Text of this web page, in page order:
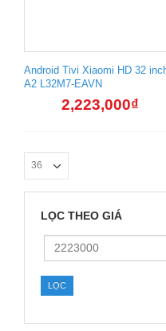
Android Tivi Xiaomi HD 32
A2 L32M7-EAVN
2,223,000₫
LỌC THEO GIÁ
Giá
nhất
LỌC